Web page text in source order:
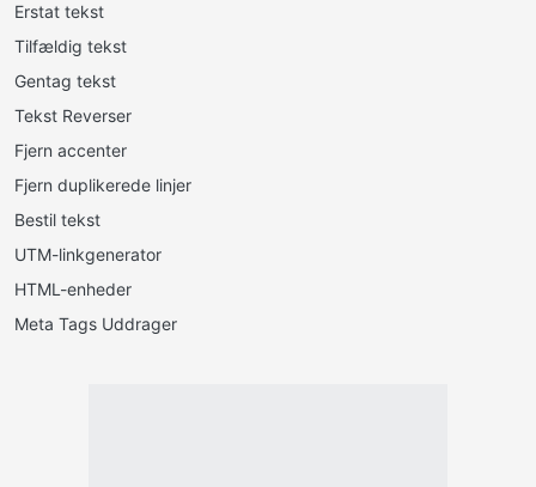
Erstat tekst
Tilfældig tekst
Gentag tekst
Tekst Reverser
Fjern accenter
Fjern duplikerede linjer
Bestil tekst
UTM-linkgenerator
HTML-enheder
Meta Tags Uddrager